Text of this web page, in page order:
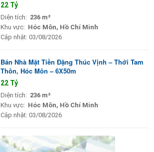
22 Tỷ
Diện tích: 236 m²
Khu vực: Hóc Môn, Hồ Chí Minh
Cập nhật: 03/08/2026
Bán Nhà Mặt Tiền Đặng Thúc Vịnh – Thới Tam
Thôn, Hóc Môn – 6X50m
22 Tỷ
Diện tích: 236 m²
Khu vực: Hóc Môn, Hồ Chí Minh
Cập nhật: 03/08/2026